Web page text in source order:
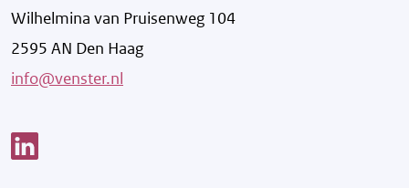
Wilhelmina van Pruisenweg 104
2595 AN Den Haag
info@venster.nl